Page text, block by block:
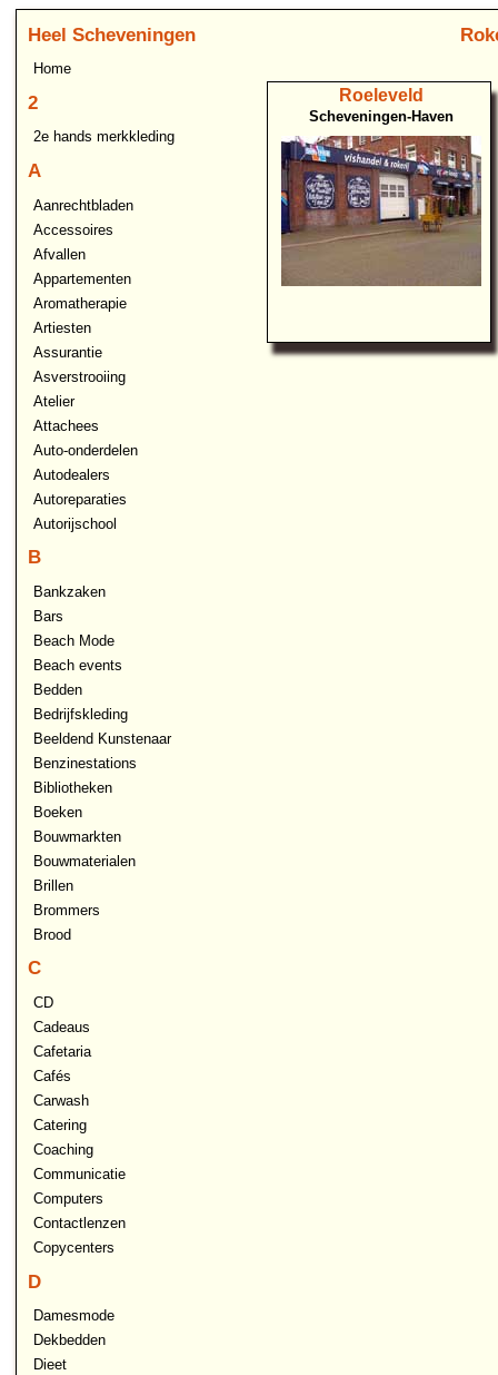
Heel Scheveningen
Home
2
2e hands merkkleding
A
Aanrechtbladen
Accessoires
Afvallen
Appartementen
Aromatherapie
Artiesten
Assurantie
Asverstrooiing
Atelier
Attachees
Auto-onderdelen
Autodealers
Autoreparaties
Autorijschool
B
Bankzaken
Bars
Beach Mode
Beach events
Bedden
Bedrijfskleding
Beeldend Kunstenaar
Benzinestations
Bibliotheken
Boeken
Bouwmarkten
Bouwmaterialen
Brillen
Brommers
Brood
C
CD
Cadeaus
Cafetaria
Cafés
Carwash
Catering
Coaching
Communicatie
Computers
Contactlenzen
Copycenters
D
Damesmode
Dekbedden
Dieet
Roeleveld
Scheveningen-Haven